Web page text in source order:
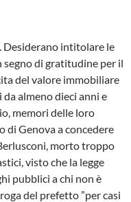
Desiderano intitolare le
segno di gratitudine per il
del valore immobiliare
almeno dieci anni e
memori delle loro
di Genova a concedere
morto troppo
visto che la legge
pubblici a chi non è
del prefetto ”per casi